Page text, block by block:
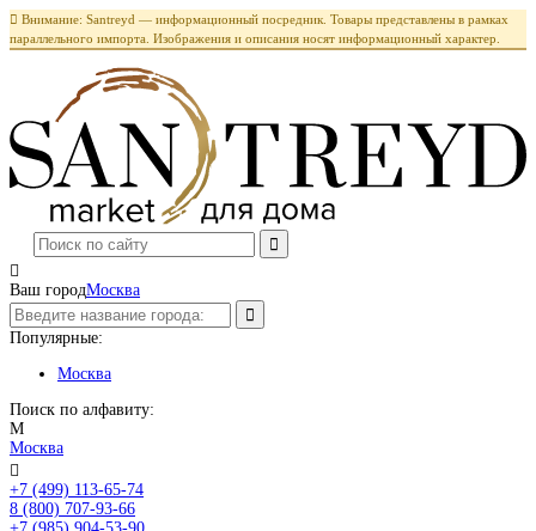
 Внимание: Santreyd — информационный посредник. Товары представлены в рамках
параллельного импорта. Изображения и описания носят информационный характер.

Ваш городМосква
Популярные:
Москва
Поиск по алфавиту:
М
Москва

+7 (499) 113-65-74
8 (800) 707-93-66